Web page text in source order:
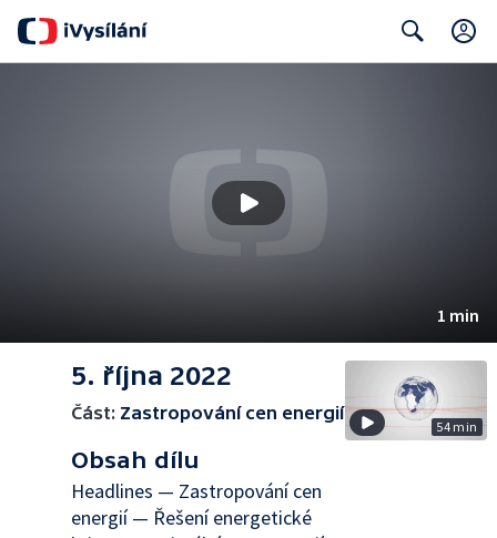
1 min
5. října 2022
Část: Zastropování cen energií
Obsah dílu
Headlines — Zastropování cen
energií — Řešení energetické
54 min